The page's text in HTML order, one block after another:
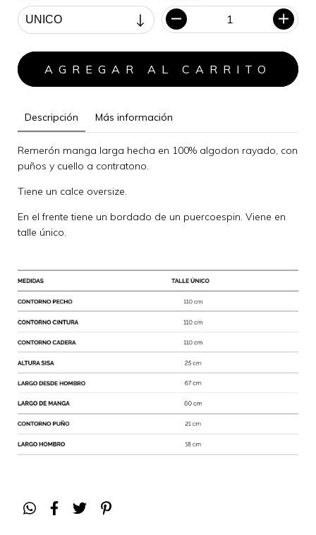
Descripción Más información
Remerón manga larga hecha en 100% algodon rayado, con
puños y cuello a contratono.
Tiene un calce oversize.
En el frente tiene un bordado de un puercoespin. Viene en
talle único.